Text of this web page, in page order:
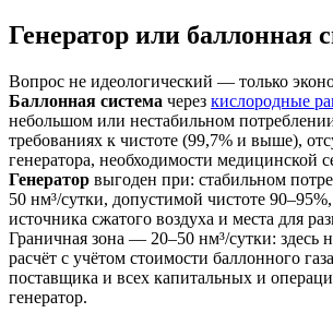
Генератор или баллонная
Вопрос не идеологический — только
Баллонная система через кислородные
небольшом или нестабильном
требованиях к чистоте (99,7% и выше),
генератора, необходимости медицинской
Генератор выгоден при: стабильном
50 нм³/сутки, допустимой чистоте
источника сжатого воздуха и места для
Граничная зона — 20–50 нм³/сутки: здесь
расчёт с учётом стоимости баллонного
поставщика и всех капитальных и
генератор.